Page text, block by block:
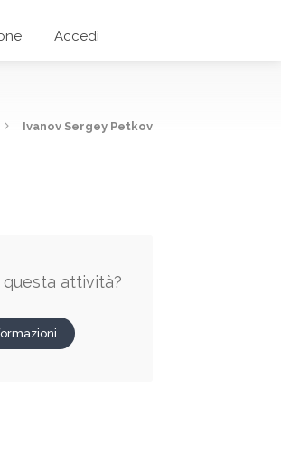
Accedi
Ivanov Sergey Petkov
attività?